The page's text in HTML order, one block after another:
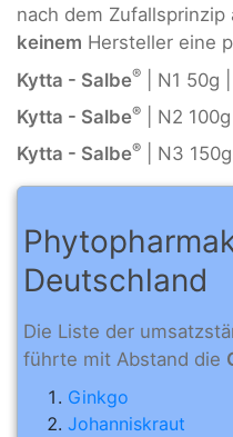
nach dem
keinem Hersteller eine
Kytta - Salbe®
| N1 50g
Kytta - Salbe®
| N2
Kytta - Salbe® | N3
Deutschland
Die Liste der
führte mit Abstand die
Ginkgo
Johanniskraut